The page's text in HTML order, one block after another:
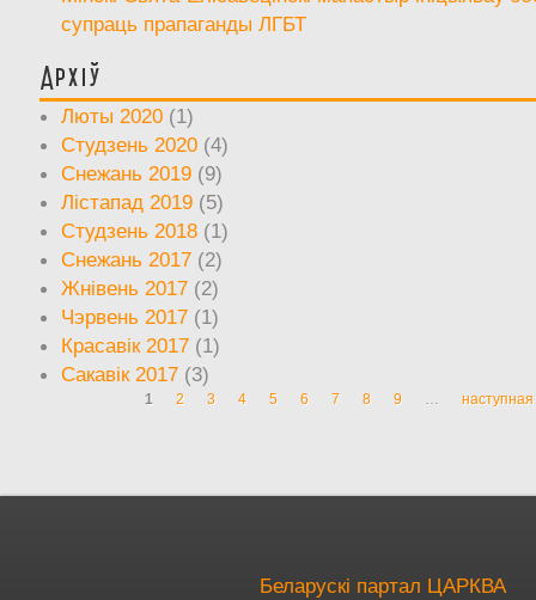
супраць прапаганды ЛГБТ
Архіў
Люты 2020 (1)
Студзень 2020 (4)
Снежань 2019 (9)
Лістапад 2019 (5)
Студзень 2018 (1)
Снежань 2017 (2)
Жнівень 2017 (2)
Чэрвень 2017 (1)
Красавік 2017 (1)
Сакавік 2017 (3)
Старонкі
1 2 3 4 5 6 7 8 9 … наступная
Беларускі партал ЦАРКВА